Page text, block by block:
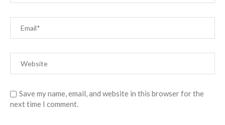
Save my name, email, and website in this browser for the
next time I comment.